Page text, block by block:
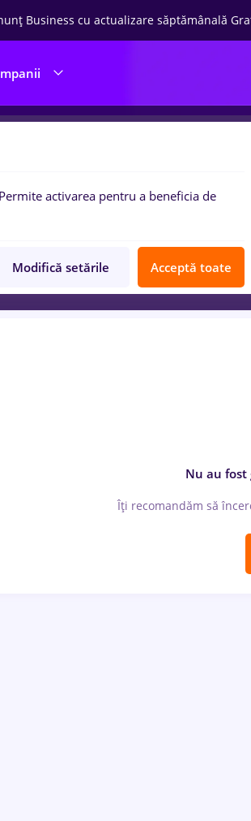
Business cu actualizare săptămânală
de muncacu salarii dm
Relevanță
Nu au
Îți recomandăm să
Permite activarea pentru a beneficia de
Modifică setările Acceptă toate